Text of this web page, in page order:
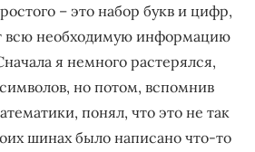
– это набор букв и цифр,
всю необходимую информацию
я немного растерялся,
но потом, вспомнив
понял, что это не так
шинах было написано что-то